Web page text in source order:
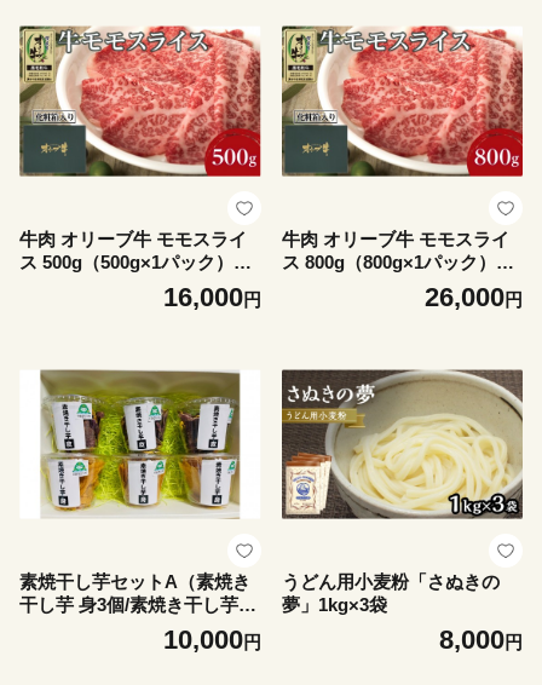
牛肉 オリーブ牛 モモスライ
ス 500g（500g×1パック）
【化粧箱入り】【配送不可：
16,000円
牛肉 オリーブ牛 モモスライ
ス 800g（800g×1パック）
【化粧箱入り】【配送不可：
26,000円
素焼干し芋セットA（素焼き
干し芋 身3個/素焼き干し芋
10,000円
うどん用小麦粉「さぬきの
夢」1kg×3袋
8,000円